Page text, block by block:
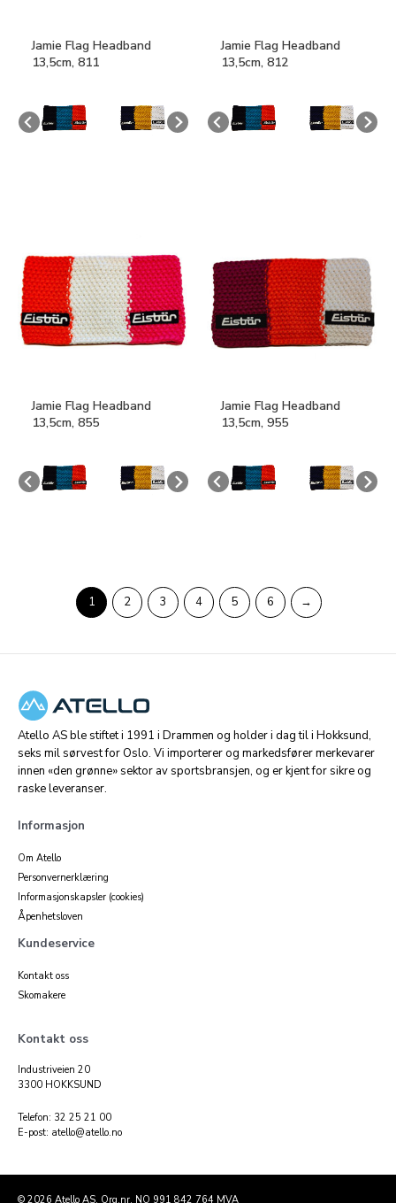
Jamie Flag Headband
13,5cm, 811
Jamie Flag Headband
13,5cm, 812
Jamie Flag Headband
13,5cm, 855
Jamie Flag Headband
13,5cm, 955
1 2 3 4 5 6 →
Atello AS ble stiftet i 1991 i Drammen og holder i dag til i Hokksund,
seks mil sørvest for Oslo. Vi importerer og markedsfører merkevarer
innen «den grønne» sektor av sportsbransjen, og er kjent for sikre og
raske leveranser.
Informasjon
Om Atello
Personvernerklæring
Informasjonskapsler (cookies)
Åpenhetsloven
Kundeservice
Kontakt oss
Skomakere
Kontakt oss
Industriveien 20
3300 HOKKSUND
Telefon: 32 25 21 00
E-post: atello@atello.no
© 2026 Atello AS. Org.nr. NO 991 842 764 MVA